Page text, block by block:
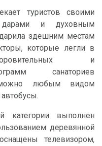
туристов своими
дарами и духовным
здешним местам
которые легли в
и
санаториев
можно любым видом
категории выполнен
деревянной
телевизором,